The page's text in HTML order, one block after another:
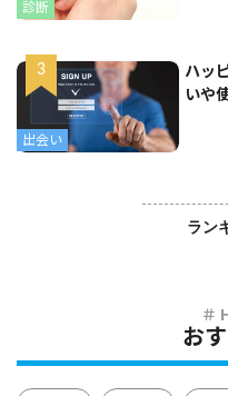
診断
出会い
ハッ
いや
ラン
お